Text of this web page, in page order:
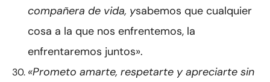
compañera de vida, ysabemos que cualquier
cosa a la que nos enfrentemos, la
enfrentaremos juntos».
«Prometo amarte, respetarte y apreciarte sin